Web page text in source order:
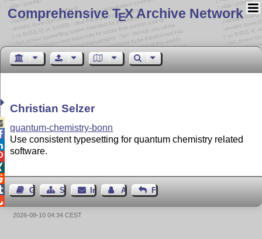
Comprehensive TEX Archive Network
Christian Selzer
quantum-chemistry-bonn
Use consistent typesetting for quantum chemistry related
software.
GästebuchSeiten-Struktur
ImpressumAutor kontaktieren
Feedback
2026-08-10 04:34 CEST